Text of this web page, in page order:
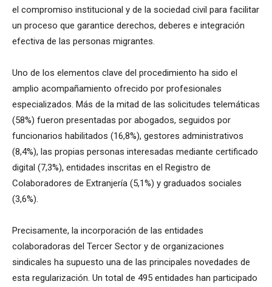
el compromiso institucional y de la sociedad civil para facilitar
un proceso que garantice derechos, deberes e integración
efectiva de las personas migrantes.
Uno de los elementos clave del procedimiento ha sido el
amplio acompañamiento ofrecido por profesionales
especializados. Más de la mitad de las solicitudes telemáticas
(58%) fueron presentadas por abogados, seguidos por
funcionarios habilitados (16,8%), gestores administrativos
(8,4%), las propias personas interesadas mediante certificado
digital (7,3%), entidades inscritas en el Registro de
Colaboradores de Extranjería (5,1%) y graduados sociales
(3,6%).
Precisamente, la incorporación de las entidades
colaboradoras del Tercer Sector y de organizaciones
sindicales ha supuesto una de las principales novedades de
esta regularización. Un total de 495 entidades han participado